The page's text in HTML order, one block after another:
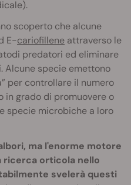
scoperto che alcune
E-cariofillene attraverso le
predatori ed eliminare
Alcune specie emettono
per controllare il numero
in grado di promuovere o
specie microbiche a loro
ma l'enorme motore
ricerca orticola nello
svelerà questi